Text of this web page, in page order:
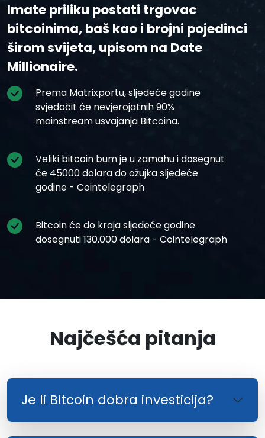
Imate priliku postati trgovac
bitcoinima, baš kao i brojni pojedinci
širom svijeta, upisom na Date
Millionaire.
Prema Matrixportu, sljedeće godine
svjedočit će nevjerojatnih 90%
mainstream usvajanja Bitcoina.
Veliki bitcoin bum je u zamahu i dosegnut
će 45000 dolara do ožujka sljedeće
godine - Cointelegraph
Bitcoin će do kraja sljedeće godine
dosegnuti 130.000 dolara - Cointelegraph
Najčešća pitanja
Je li Bitcoin dobra investicija?